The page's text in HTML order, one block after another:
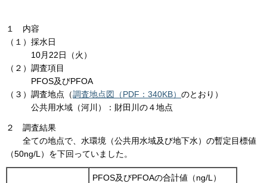
１ 内容
（１）採水日
10月22日（火）
（２）調査項目
PFOS及びPFOA
（３）調査地点（調査地点図（PDF：340KB） のとおり）
公共用水域（河川）：財田川の４地点
２ 調査結果
全ての地点で、水環境（公共用水域及び地下水）の暫定目標値
（50ng/L）を下回っていました。
PFOS及びPFOAの合計値（ng/L）